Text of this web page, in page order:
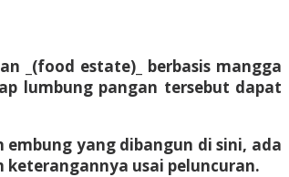
_(food estate)_ berbasis mangga
lumbung pangan tersebut dapat
yang dibangun di sini, ada
keterangannya usai peluncuran.